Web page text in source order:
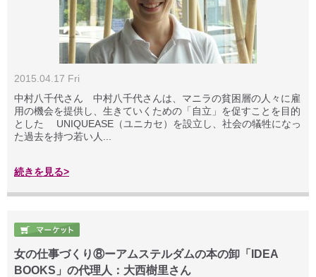
2015.04.17 Fri
中村八千代さん 中村八千代さんは、マニラの貧困層の人々に雇
用の機会を提供し、生きていくための「自立」を促すことを目的
とした UNIQUEASE（ユニカセ）を設立し、社会の犠牲になっ
た過去を持つ若い人...
続きを見る>
女の仕事づくり⑧ーアムステルダムの本の卸「IDEA
BOOKS」の代理人：大西樹里さん